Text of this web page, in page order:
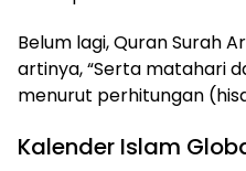
Belum lagi, Quran Surah
artinya, “Serta matahari
menurut perhitungan
Kalender Islam